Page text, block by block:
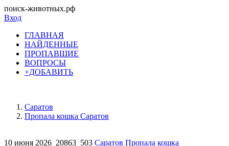
поиск-животных.рф
Вход
ГЛАВНАЯ
НАЙДЕННЫЕ
ПРОПАВШИЕ
ВОПРОСЫ
+ДОБАВИТЬ
Саратов
Пропала кошка Саратов
10 июня 2026 20863 503 Саратов Пропала кошка